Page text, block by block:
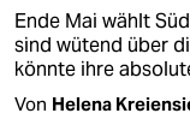
Ende Mai wählt
sind wütend über
könnte ihre
Von Helena